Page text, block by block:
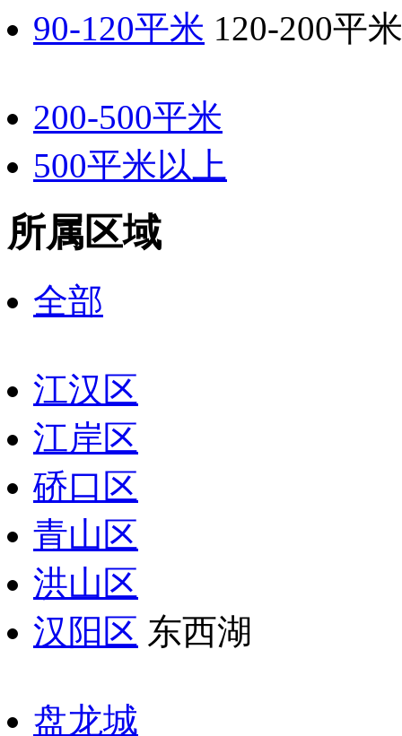
90-120平米 120-200平米
200-500平米
500平米以上
所属区域
全部
江汉区
江岸区
硚口区
青山区
洪山区
汉阳区 东西湖
盘龙城